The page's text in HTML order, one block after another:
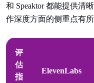
和 Speaktor 都能提供清
作深度方面的侧重点有所
评
估
指
ElevenLabs